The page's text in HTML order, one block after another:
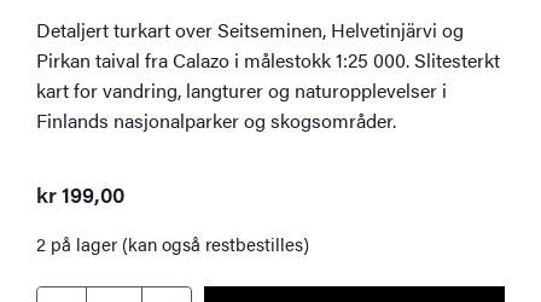
Detaljert turkart over Seitseminen, Helvetinjärvi og
Pirkan taival fra Calazo i målestokk 1:25 000. Slitesterkt
kart for vandring, langturer og naturopplevelser i
Finlands nasjonalparker og skogsområder.
kr199,00
2 på lager (kan også restbestilles)